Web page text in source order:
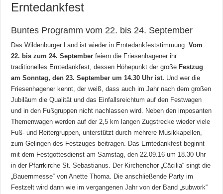
Erntedankfest
Buntes Programm vom 22. bis 24. September
Das Wildenburger Land ist wieder in Erntedankfeststimmung.Vom
22. bis zum 24. September feiern die Friesenhagener ihr
traditionelles Erntedankfest, dessen Höhepunkt der große Festzug
am Sonntag, den 23. September um 14.30 Uhr ist. Und wer die
Friesenhagener kennt, der weiß, dass auch im Jahr nach dem großen
Jubiläum die Qualität und das Einfallsreichtum auf den Festwagen
und in den Fußgruppen nicht nachlassen wird. Neben den imposanten
Themenwagen werden auf der 2,5 km langen Zugstrecke wieder viele
Fuß- und Reitergruppen, unterstützt durch mehrere Musikkapellen,
zum Gelingen des Festzuges beitragen. Das Erntedankfest beginnt
mit dem Festgottesdienst am Samstag, den 22.09.16 um 18.30 Uhr
in der Pfarrkirche St. Sebastianus. Der Kirchenchor „Cäcilia“ singt die
„Bauernmesse“ von Anette Thoma. Die anschließende Party im
Festzelt wird dann wie im vergangenen Jahr von der Band „subwork“